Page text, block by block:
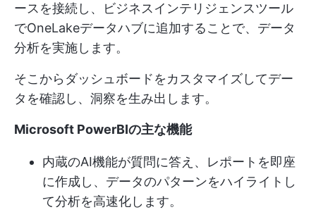
ースを接続し、ビジネスインテリジェンスツール
でOneLakeデータハブに追加することで、データ
分析を実施します。
そこからダッシュボードをカスタマイズしてデー
タを確認し、洞察を生み出します。
Microsoft PowerBIの主な機能
内蔵のAI機能が質問に答え、レポートを即座
に作成し、データのパターンをハイライトし
て分析を高速化します。